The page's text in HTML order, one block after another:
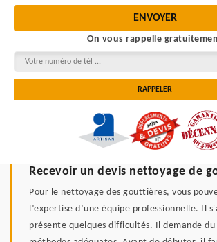
On vous rappelle
Recevoir un devis nettoyage de
Pour le nettoyage des gouttières, vous
l’expertise d’une équipe professionnelle. Il
présente quelques difficultés. Il demande